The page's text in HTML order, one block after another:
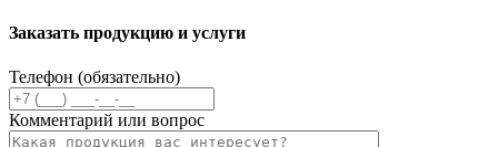
Заказать продукцию и услуги
Телефон (обязательно)
Комментарий или вопрос